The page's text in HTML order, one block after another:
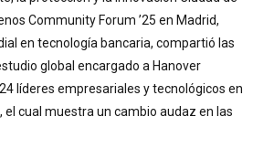
Community Forum ’25 en Madrid,
en tecnología bancaria, compartió las
global encargado a Hanover
líderes empresariales y tecnológicos en
el cual muestra un cambio audaz en las